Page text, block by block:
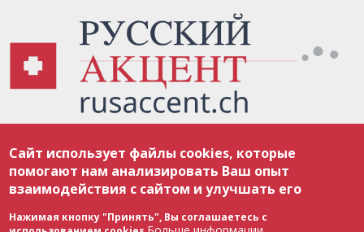
соответствии с законодательством Швейцарии об авторском праве и
международными соглашениями. Полное или частичное использование
материалов возможно только с разрешения редакции. В случае полного
или частичного воспроизведения материалов сайта rusaccent.ch,
ОБЯЗАТЕЛЬНА АКТИВНАЯ ГИПЕРССЫЛКА на конкретный заимствованный
текст. Фотоизображения, размещенные редакцией rusaccent.ch, являются
ее исключительной собственностью. Полное или частичное
Сайт использует файлы cookies, которые
помогают нам анализировать Ваш опыт
взаимодействия с сайтом и улучшать его
Нажимая кнопку "Принять", Вы соглашаетесь с